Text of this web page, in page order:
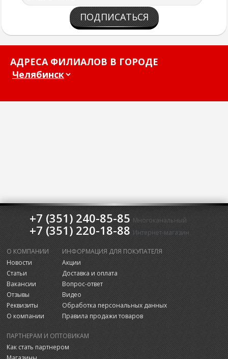
ПОДПИСАТЬСЯ
АДРЕСА ФИЛИАЛОВ В ГОРОДЕ
+7 (351) 240-85-85 Многоканальный
+7 (351) 220-18-88 Интернет-магазин
О КОМПАНИИ
Новости
Статьи
Вакансии
Отзывы
Реквизиты
О компании
ИНФОРМАЦИЯ ДЛЯ ПОКУПАТЕЛЯ
Акции
Доставка и оплата
Вопрос-ответ
Видео
Обработка персональных данных
Правила продажи товаров
ПАРТНЕРАМ И ОПТОВИКАМ
Как стать партнером